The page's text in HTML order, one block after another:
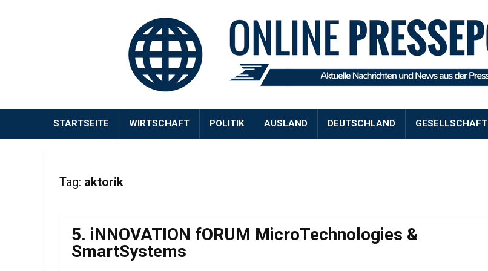
STARTSEITE WIRTSCHAFT POLITIK AUSLAND DEUTSCHLAND GESELLSCHAFT
Tag: aktorik
5. iNNOVATION fORUM MicroTechnologies &
SmartSystems